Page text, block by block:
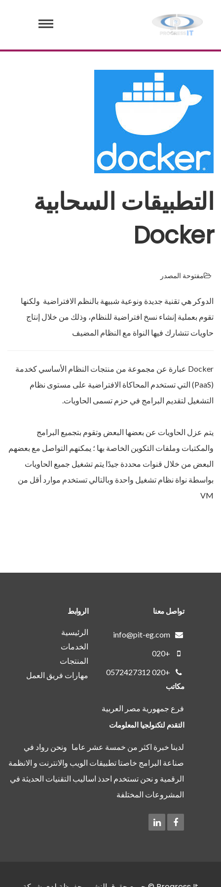
التطبيقات السحابية
Docker
مفتوحة المصدر
الدوكر هي تقنية جديدة ونوعية شبيهة بالنظم الافتراضية ‏ ولكنها
تقوم بعملية إنشاء نسخ افتراضية للنظام، وذلك من خلال إنتاج
حاويات تتشارك فيها النواة مع النظام المضيف
Docker عبارة عن مجموعة من منتجات النظام الأساسي كخدمة
(PaaS) التي تستخدم المحاكاة الافتراضية على مستوى نظام
التشغيل لتقديم البرامج في حزم تسمى الحاويات.
يتم عزل الحاويات عن بعضها البعض وتقوم بتجميع البرامج
والمكتبات وملفات التكوين الخاصة بها ؛ يمكنهم التواصل مع بعضهم
البعض من خلال قنوات محددة جيدًا يتم تشغيل جميع الحاويات
بواسطة نواة نظام تشغيل واحدة وبالتالي تستخدم موارد أقل من
VM
تواصل معنا
info@pit-eg.com
+020
+020 0572427312
الروابط
الرئيسية
الخدمات
المنتجات
مهارات فريق العمل
مكاتب
فرع جمهورية مصر العربية
التقدم لتكنولجيا المعلومات
لدينا خبرة اكثر من خمسة عشر عاما ونحن رواد في
صناعة البرامج خاصتا تطبيقات الويب والانترنت و الانظمة
الرقمية و نحن تستخدم احدذ اساليب التقنيات الحديثة في
المشروعات المختلفة